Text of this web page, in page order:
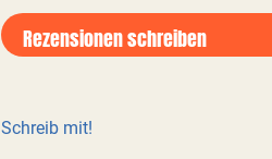
Rezensionen schreiben
Schreib mit!